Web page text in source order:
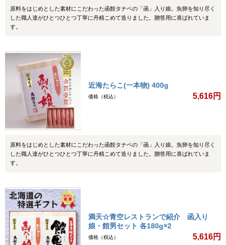
原料をはじめとした素材にこだわった函館タナベの「函」入り娘。魚卵を知り尽く
した職人達がひとつひとつ丁寧に丹精こめて造りました。贈答用に喜ばれていま
す。
近海たらこ(一本物) 400g
価格（税込） 5,616円
原料をはじめとした素材にこだわった函館タナベの「函」入り娘。魚卵を知り尽く
した職人達がひとつひとつ丁寧に丹精こめて造りました。贈答用に喜ばれていま
す。
満天☆青空レストランで紹介 函入り
娘・館男セット 各180g×2
価格（税込） 5,616円